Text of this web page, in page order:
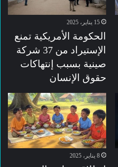
15 يناير، 2025
الحكومة الأمريكية تمنع
الإستيراد من 37 شركة
صينية بسبب إنتهاكات
حقوق الإنسان
8 يناير، 2025